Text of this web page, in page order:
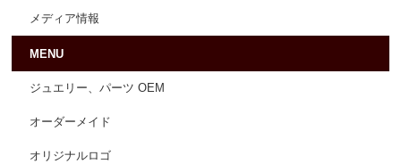
メディア情報
MENU
ジュエリー、パーツ OEM
オーダーメイド
オリジナルロゴ